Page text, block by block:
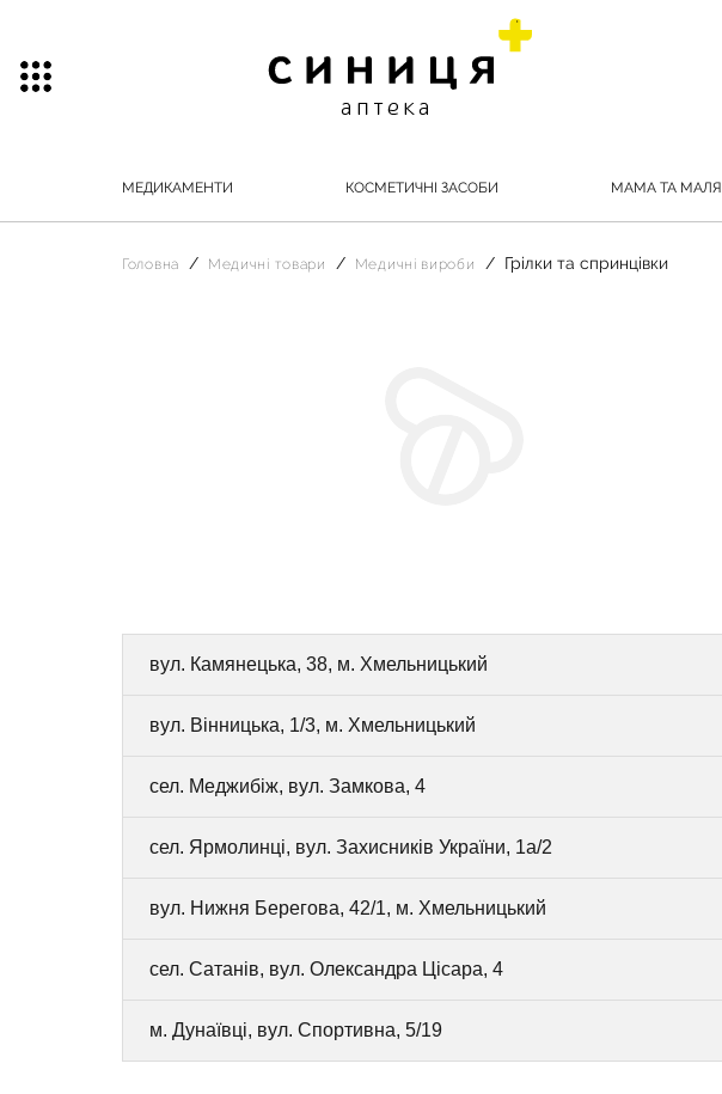
МЕДИКАМЕНТИ КОСМЕТИЧНІ ЗАСОБИ МАМА ТА МАЛЯ
Головна Медичні товари Медичні вироби Грілки та спринцівки
вул. Камянецька, 38, м. Хмельницький
вул. Вінницька, 1/3, м. Хмельницький
сел. Меджибіж, вул. Замкова, 4
сел. Ярмолинці, вул. Захисників України, 1а/2
вул. Нижня Берегова, 42/1, м. Хмельницький
сел. Сатанів, вул. Олександра Цісара, 4
м. Дунаївці, вул. Спортивна, 5/19